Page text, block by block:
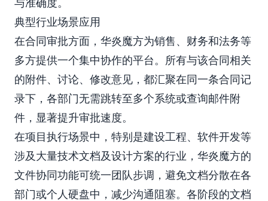
与准确度。
典型行业场景应用
在合同审批方面，华炎魔方为销售、财务和法务等
多方提供一个集中协作的平台。所有与该合同相关
的附件、讨论、修改意见，都汇聚在同一条合同记
录下，各部门无需跳转至多个系统或查询邮件附
件，显著提升审批速度。
在项目执行场景中，特别是建设工程、软件开发等
涉及大量技术文档及设计方案的行业，华炎魔方的
文件协同功能可统一团队步调，避免文档分散在各
部门或个人硬盘中，减少沟通阻塞。各阶段的文档